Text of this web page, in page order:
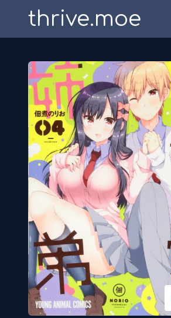
thrive.moe